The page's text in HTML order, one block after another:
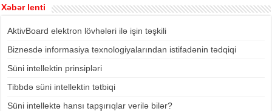
Xəbər lenti
AktivBoard elektron lövhələri ilə işin təşkili
Biznesdə informasiya texnologiyalarından istifadənin tədqiqi
Süni intellektin prinsipləri
Tibbdə süni intellektin tətbiqi
Süni intellektə hansı tapşırıqlar verilə bilər?